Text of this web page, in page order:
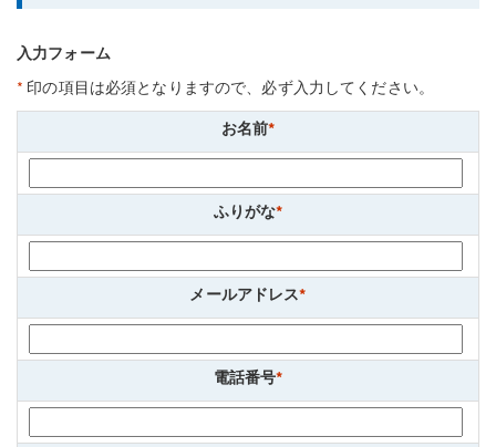
入力フォーム
* 印の項目は必須となりますので、必ず入力してください。
お名前*
ふりがな*
メールアドレス*
電話番号*